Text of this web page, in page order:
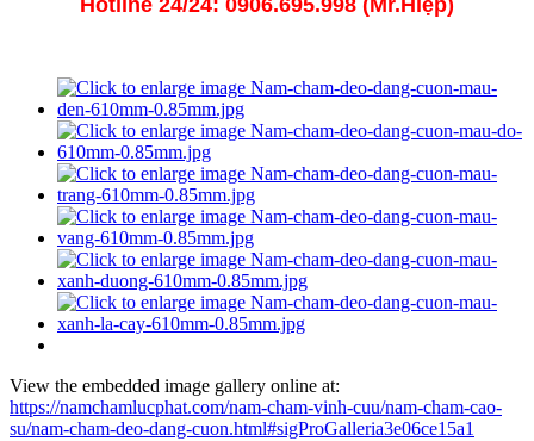
Hotline 24/24: 0906.695.998 (Mr.Hiệp)
View the embedded image gallery online at:
https://namchamlucphat.com/nam-cham-vinh-cuu/nam-cham-cao-
su/nam-cham-deo-dang-cuon.html#sigProGalleria3e06ce15a1